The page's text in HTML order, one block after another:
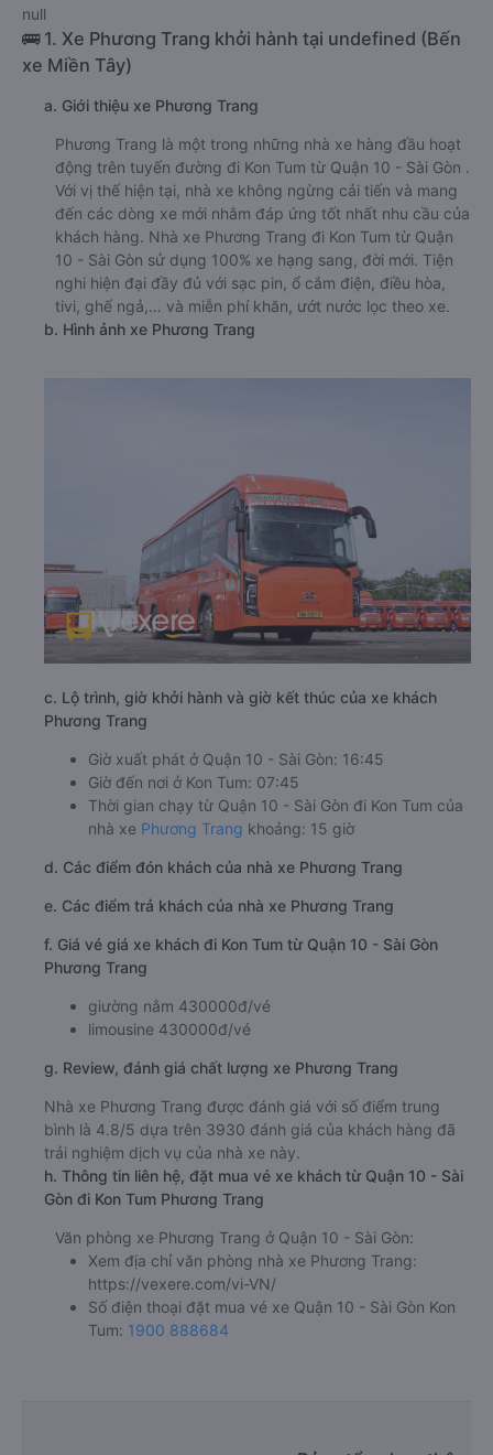
null
🚌 1. Xe Phương Trang khởi hành tại undefined (Bến
xe Miền Tây)
a. Giới thiệu xe Phương Trang
Phương Trang là một trong những nhà xe hàng đầu hoạt
động trên tuyến đường đi Kon Tum từ Quận 10 - Sài Gòn .
Với vị thế hiện tại, nhà xe không ngừng cải tiến và mang
đến các dòng xe mới nhằm đáp ứng tốt nhất nhu cầu của
khách hàng. Nhà xe Phương Trang đi Kon Tum từ Quận
10 - Sài Gòn sử dụng 100% xe hạng sang, đời mới. Tiện
nghi hiện đại đầy đủ với sạc pin, ổ cắm điện, điều hòa,
tivi, ghế ngả,… và miễn phí khăn, ướt nước lọc theo xe.
b. Hình ảnh xe Phương Trang
c. Lộ trình, giờ khởi hành và giờ kết thúc của xe khách
Phương Trang
Giờ xuất phát ở Quận 10 - Sài Gòn: 16:45
Giờ đến nơi ở Kon Tum: 07:45
Thời gian chạy từ Quận 10 - Sài Gòn đi Kon Tum của
nhà xe Phương Trang khoảng: 15 giờ
d. Các điểm đón khách của nhà xe Phương Trang
e. Các điểm trả khách của nhà xe Phương Trang
f. Giá vé giá xe khách đi Kon Tum từ Quận 10 - Sài Gòn
Phương Trang
giường nằm 430000đ/vé
limousine 430000đ/vé
g. Review, đánh giá chất lượng xe Phương Trang
Nhà xe Phương Trang được đánh giá với số điểm trung
bình là 4.8/5 dựa trên 3930 đánh giá của khách hàng đã
trải nghiệm dịch vụ của nhà xe này.
h. Thông tin liên hệ, đặt mua vé xe khách từ Quận 10 - Sài
Gòn đi Kon Tum Phương Trang
Văn phòng xe Phương Trang ở Quận 10 - Sài Gòn:
Xem địa chỉ văn phòng nhà xe Phương Trang:
https://vexere.com/vi-VN/
Số điện thoại đặt mua vé xe Quận 10 - Sài Gòn Kon
Tum: 1900 888684